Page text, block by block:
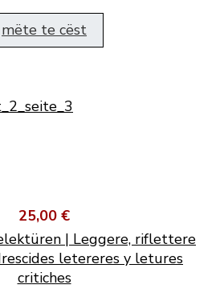
mëte te cëst
25,00 €
| Leggere, riflettere
letereres y letures
critiches